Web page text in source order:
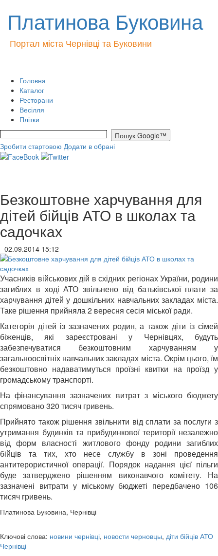
Платинова Буковина
Портал міста Чернівці та Буковини
Головна
Каталог
Ресторани
Весілля
Плітки
Зробити стартовою Додати в обрані
Безкоштовне харчування для
дітей бійців АТО в школах та
садочках
- 02.09.2014 15:12
Учасників військових дій в східних регіонах України, родини
загиблих в ході АТО звільнено від батьківської плати за
харчування дітей у дошкільних навчальних закладах міста.
Таке рішення прийняла 2 вересня сесія міської ради.
Категорія дітей із зазначених родин, а також діти із сімей
біженців, які зареєстровані у Чернівцях, будуть
забезпечуватися безкоштовним харчуванням у
загальноосвітніх навчальних закладах міста. Окрім цього, їм
безкоштовно надаватимуться проїзні квитки на проїзд у
громадському транспорті.
На фінансування зазначених витрат з міського бюджету
спрямовано 320 тисяч гривень.
Прийнято також рішення звільнити від сплати за послуги з
утримання будинків та прибудинкової території незалежно
від форм власності житлового фонду родини загиблих
бійців та тих, хто несе службу в зоні проведення
антитерористичної операції. Порядок надання цієї пільги
буде затверджено рішенням виконавчого комітету. На
зазначені витрати у міському бюджеті передбачено 106
тисяч гривень.
Платинова Буковина, Чернівці
Ключові слова: новини чернівці, новости черновцы, діти бійців АТО
Чернівці